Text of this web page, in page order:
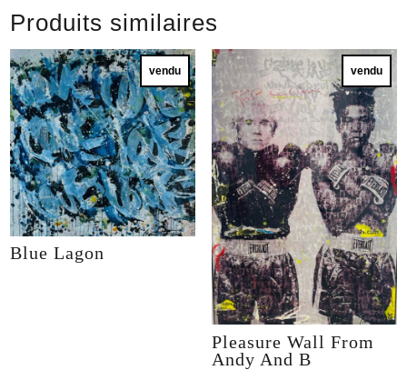
Produits similaires
vendu
Blue Lagon
vendu
Pleasure Wall From
Andy And B